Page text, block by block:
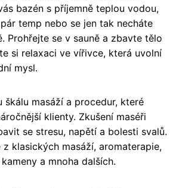
bazén s příjemně teplou vodou,
temp nebo se jen tak necháte
Prohřejte se v sauně a zbavte tělo
si relaxaci ve vířivce, která uvolní
mysl.
škálu masáží a procedur, které
klienty. Zkušení maséři
se stresu, napětí a bolesti svalů.
klasických masáží, aromaterapie,
a mnoha dalších.